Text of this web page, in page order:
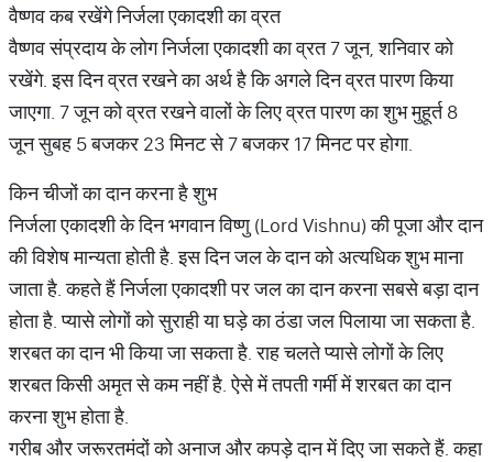
वैष्णव कब रखेंगे निर्जला एकादशी का व्रत
वैष्णव संप्रदाय के लोग निर्जला एकादशी का व्रत 7 जून, शनिवार को
रखेंगे. इस दिन व्रत रखने का अर्थ है कि अगले दिन व्रत पारण किया
जाएगा. 7 जून को व्रत रखने वालों के लिए व्रत पारण का शुभ मुहूर्त 8
जून सुबह 5 बजकर 23 मिनट से 7 बजकर 17 मिनट पर होगा.
किन चीजों का दान करना है शुभ
निर्जला एकादशी के दिन भगवान विष्णु (Lord Vishnu) की पूजा और दान
की विशेष मान्यता होती है. इस दिन जल के दान को अत्यधिक शुभ माना
जाता है. कहते हैं निर्जला एकादशी पर जल का दान करना सबसे बड़ा दान
होता है. प्यासे लोगों को सुराही या घड़े का ठंडा जल पिलाया जा सकता है.
शरबत का दान भी किया जा सकता है. राह चलते प्यासे लोगों के लिए
शरबत किसी अमृत से कम नहीं है. ऐसे में तपती गर्मी में शरबत का दान
करना शुभ होता है.
गरीब और जरूरतमंदों को अनाज और कपड़े दान में दिए जा सकते हैं. कहा